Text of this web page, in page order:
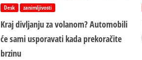
Desk zanimljivosti
Kraj divljanju za volanom? Automobili
će sami usporavati kada prekoračite
brzinu